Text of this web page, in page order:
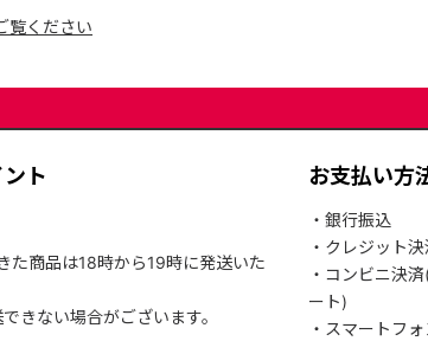
覧ください
ト
た商品は18時から19時に発送いた
きない場合がございます。
お支払い方
・銀行振込
・クレジット決
・コンビニ決
ート)
・スマートフ